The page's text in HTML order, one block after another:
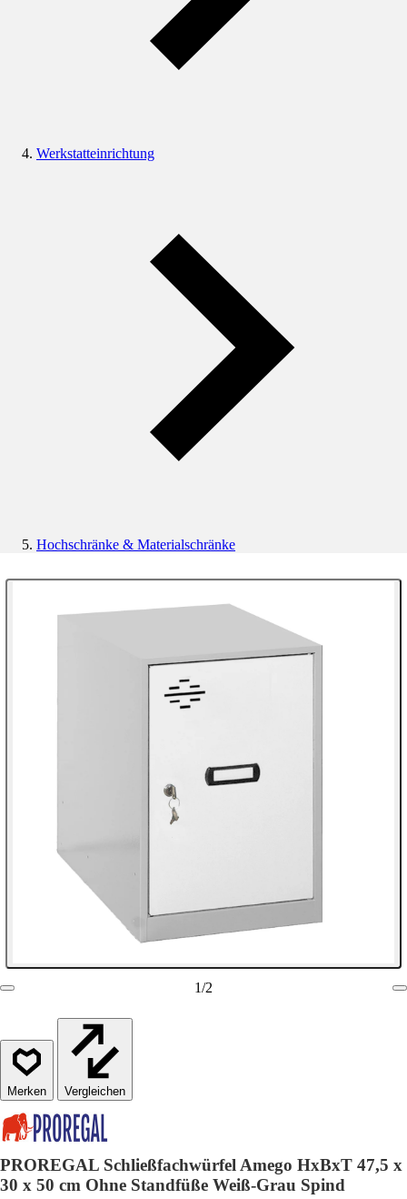
Werkstatteinrichtung
Hochschränke & Materialschränke
1/2
Vergleichen
PROREGAL Schließfachwürfel Amego HxBxT 47,5 x
30 x 50 cm Ohne Standfüße Weiß-Grau Spind